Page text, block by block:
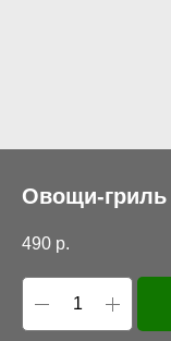
Овощи-гриль
490 р.